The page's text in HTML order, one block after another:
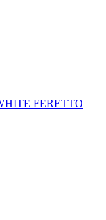
FERETTO